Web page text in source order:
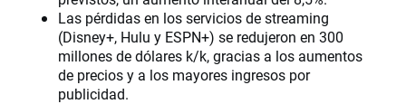
Las pérdidas en los servicios de streaming
(Disney+, Hulu y ESPN+) se redujeron en 300
millones de dólares k/k, gracias a los aumentos
de precios y a los mayores ingresos por
publicidad.